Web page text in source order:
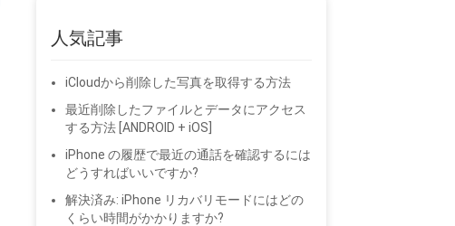
人気記事
iCloudから削除した写真を取得する方法
最近削除したファイルとデータにアクセス
する方法 [ANDROID + iOS]
iPhone の履歴で最近の通話を確認するには
どうすればいいですか?
解決済み: iPhone リカバリモードにはどの
くらい時間がかかりますか?